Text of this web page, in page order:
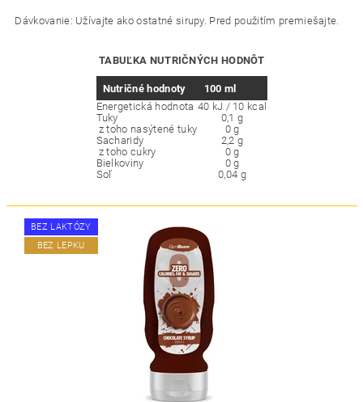
Dávkovanie: Užívajte ako ostatné sirupy. Pred použitím premiešajte.
TABUĽKA NUTRIČNÝCH HODNÔT
Nutričné hodnoty
100 ml
Energetická hodnota 40 kJ / 10 kcal
Tuky
0,1 g
z toho nasýtené tuky
0 g
Sacharidy
2,2 g
z toho cukry
0 g
Bielkoviny
0 g
Soľ
0,04 g
BEZ LAKTÓZY
BEZ LEPKU